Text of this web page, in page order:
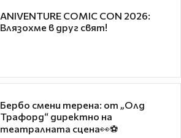
ANIVENTURE COMIC CON 2026:
Влязохме в друг свят!
Бербо смени терена: от „Олд
Трафорд“ директно на
театралната сцена👀⚽